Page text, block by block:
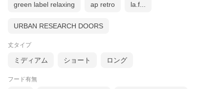
green label relaxing ap retro la.f...
URBAN RESEARCH DOORS
丈タイプ
ミディアム ショート ロング
フード有無